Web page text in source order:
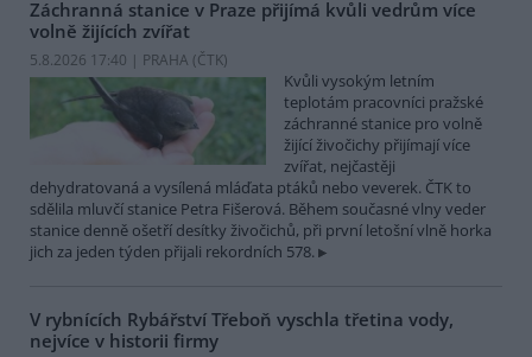
Záchranná stanice v Praze přijímá kvůli vedrům více
volně žijících zvířat
5.8.2026 17:40 | PRAHA (ČTK)
Kvůli vysokým letním
teplotám pracovníci pražské
záchranné stanice pro volně
žijící živočichy přijímají více
zvířat, nejčastěji
dehydratovaná a vysílená mláďata ptáků nebo veverek. ČTK to
sdělila mluvčí stanice Petra Fišerová. Během současné vlny veder
stanice denně ošetří desítky živočichů, při první letošní vlně horka
jich za jeden týden přijali rekordních 578.
V rybnících Rybářství Třeboň vyschla třetina vody,
nejvíce v historii firmy